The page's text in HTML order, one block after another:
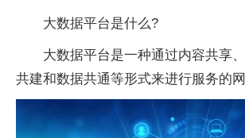
大数据平台是什么?
大数据平台是一种通过内容共享
共建和数据共通等形式来进行服务的网